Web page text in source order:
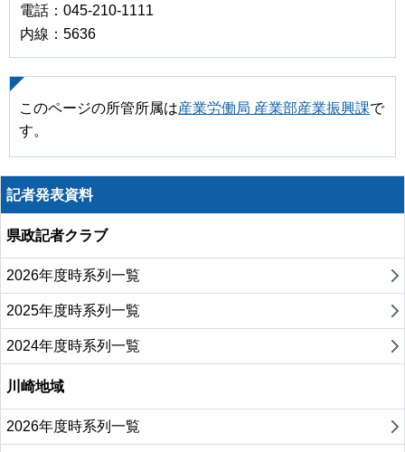
電話：045-210-1111
内線：5636
このページの所管所属は産業労働局 産業部産業振興課で
す。
記者発表資料
県政記者クラブ
2026年度時系列一覧
2025年度時系列一覧
2024年度時系列一覧
川崎地域
2026年度時系列一覧